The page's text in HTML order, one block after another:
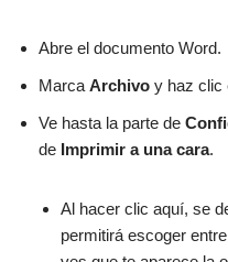
Abre el documento Word.
Marca Archivo y haz clic
Ve hasta la parte de
de Imprimir a una cara.
Al hacer clic aquí, se
permitirá escoger